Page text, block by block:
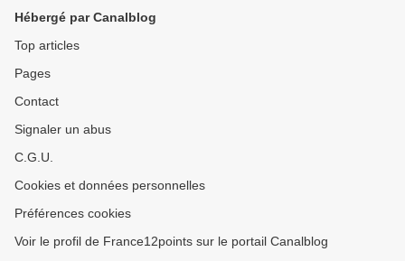
Hébergé par Canalblog
Top articles
Pages
Contact
Signaler un abus
C.G.U.
Cookies et données personnelles
Préférences cookies
Voir le profil de France12points sur le portail Canalblog